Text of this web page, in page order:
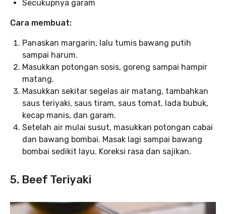
Secukupnya garam
Cara membuat:
Panaskan margarin, lalu tumis bawang putih
sampai harum.
Masukkan potongan sosis, goreng sampai hampir
matang.
Masukkan sekitar segelas air matang, tambahkan
saus teriyaki, saus tiram, saus tomat, lada bubuk,
kecap manis, dan garam.
Setelah air mulai susut, masukkan potongan cabai
dan bawang bombai. Masak lagi sampai bawang
bombai sedikit layu. Koreksi rasa dan sajikan.
5. Beef Teriyaki